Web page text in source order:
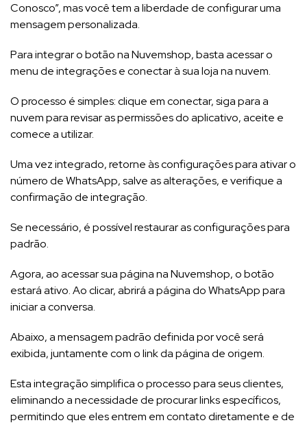
Conosco”, mas você tem a liberdade de configurar uma
mensagem personalizada.
Para integrar o botão na Nuvemshop, basta acessar o
menu de integrações e conectar à sua loja na nuvem.
O processo é simples: clique em conectar, siga para a
nuvem para revisar as permissões do aplicativo, aceite e
comece a utilizar.
Uma vez integrado, retorne às configurações para ativar o
número de WhatsApp, salve as alterações, e verifique a
confirmação de integração.
Se necessário, é possível restaurar as configurações para
padrão.
Agora, ao acessar sua página na Nuvemshop, o botão
estará ativo. Ao clicar, abrirá a página do WhatsApp para
iniciar a conversa.
Abaixo, a mensagem padrão definida por você será
exibida, juntamente com o link da página de origem.
Esta integração simplifica o processo para seus clientes,
eliminando a necessidade de procurar links específicos,
permitindo que eles entrem em contato diretamente e de